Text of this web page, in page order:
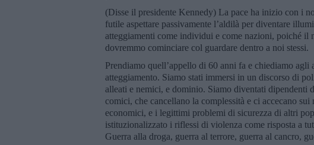
(Disse il presidente Kennedy) La pace ha inizio con i
futile aspettare passivamente l’aldilà per diventare
atteggiamenti come individui e come nazioni, poiché il
dovremmo cominciare col guardare dentro a noi stessi.
Prendiamo quell’appello di 60 anni fa e chiediamo
atteggiamento. Siamo stati immersi in un discorso di
alleati e nemici, e dominio. Siamo diventati
comici, che cancellano la complessità e ci accecano
economici, e i legittimi problemi di sicurezza di altri
istituzionalizzato i riflessi di violenza come risposta a
Guerra alla droga, guerra al terrore, guerra al cancro,